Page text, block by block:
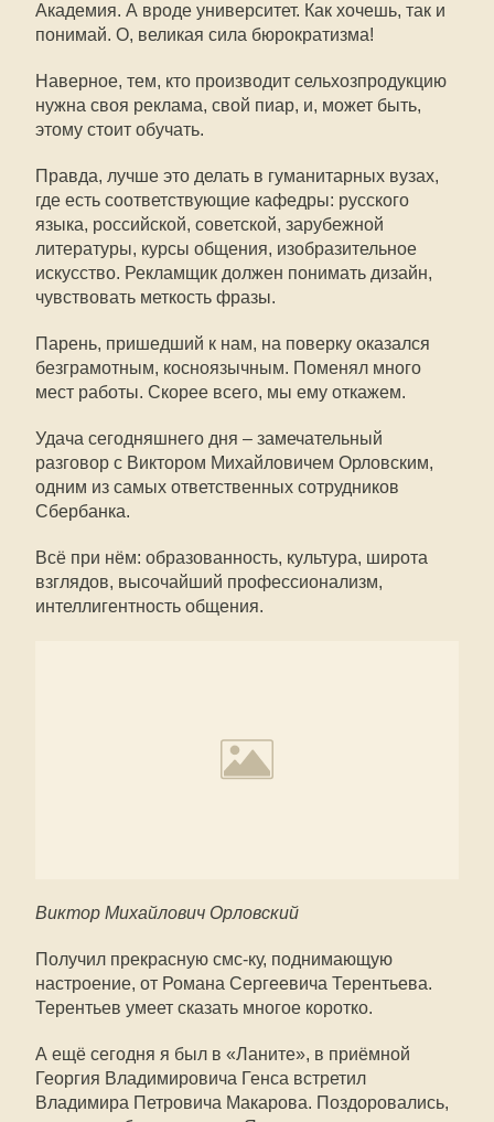
Академия. А вроде университет. Как хочешь, так и
понимай. О, великая сила бюрократизма!
Наверное, тем, кто производит сельхозпродукцию
нужна своя реклама, свой пиар, и, может быть,
этому стоит обучать.
Правда, лучше это делать в гуманитарных вузах,
где есть соответствующие кафедры: русского
языка, российской, советской, зарубежной
литературы, курсы общения, изобразительное
искусство. Рекламщик должен понимать дизайн,
чувствовать меткость фразы.
Парень, пришедший к нам, на поверку оказался
безграмотным, косноязычным. Поменял много
мест работы. Скорее всего, мы ему откажем.
Удача сегодняшнего дня – замечательный
разговор с Виктором Михайловичем Орловским,
одним из самых ответственных сотрудников
Сбербанка.
Всё при нём: образованность, культура, широта
взглядов, высочайший профессионализм,
интеллигентность общения.
Виктор Михайлович Орловский
Получил прекрасную смс-ку, поднимающую
настроение, от Романа Сергеевича Терентьева.
Терентьев умеет сказать многое коротко.
А ещё сегодня я был в «Ланите», в приёмной
Георгия Владимировича Генса встретил
Владимира Петровича Макарова. Поздоровались,